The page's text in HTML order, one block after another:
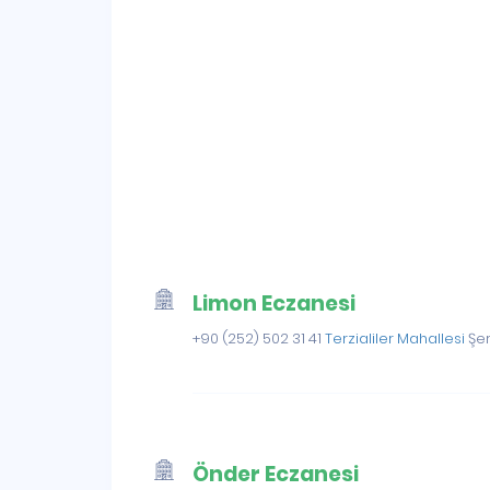
Limon Eczanesi
+90 (252) 502 31 41Terzialiler Mahallesi
Önder Eczanesi